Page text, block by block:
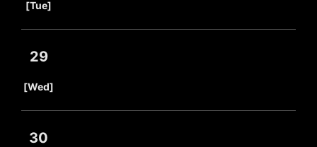
[Tue]
29
[Wed]
30